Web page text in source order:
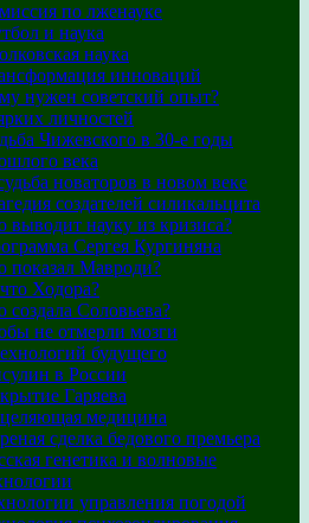
по лженауке
и наука
наука
инноваций
нужен советский опыт?
личностей
Чижевского в 30-е годы
века
новаторов в новом веке
создателей силикальцита
выводит науку из кризиса?
Сергея Кургиняна
показал Мавроди?
Ходора?
создала Соловьева?
не отмерли мозги
будущего
в России
Гаряева
медицина
сделка бедового премьера
генетика и волновые
управления погодой